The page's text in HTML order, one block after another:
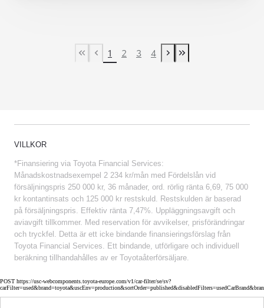
First Page
Previous page
1 2 3 4
Next page
Last Page
VILLKOR
*Finansiering via Toyota Financial Services:
Månadskostnadsexempel 2 234 kr/mån med Fördelslån vid
försäljningspris 250 000 kr, 36 månader, ord. rörlig ränta 6,69, 75 000
kr kontantinsats och 125 000 kr restskuld. Restskulden är baserad
på försäljningspris. Effektiv ränta 7,47%. Uppläggningsavgift och
aviavgift tillkommer. Med reservation för avvikelser, prisförändringar
och tryckfel. Detta är ett icke bindande finansieringsförslag från
Toyota Financial Services. Ett bindande, utförligare och individuell
beräkning tillhandahålles av er Toyotaåterförsäljare.
POST https://usc-webcomponents.toyota-europe.com/v1/car-filter/se/sv?